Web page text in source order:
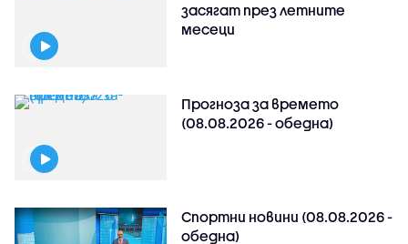
засягат през летните
месеци
Прогноза за времето
(08.08.2026 - обедна)
Спортни новини (08.08.2026 -
обедна)